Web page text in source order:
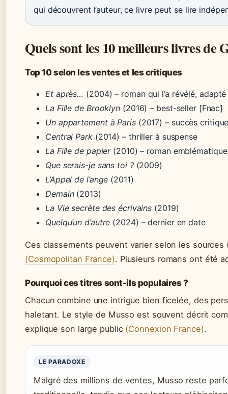
qui découvrent l’auteur, ce livre peut se lire
Quels sont les 10 meilleurs livres de
Top 10 selon les ventes et les critiques
Et après… (2004) – roman qui l’a révélé,
La Fille de Brooklyn (2016) – best-seller [Fnac]
Un appartement à Paris(2017) – succès
Central Park(2014) – thriller à suspense
La Fille de papier(2010) – roman emblématique
Que serais-je sans toi ?(2009)
L’Appel de l’ange (2011)
Demain(2013)
La Vie secrète des écrivains (2019)
Quelqu’un d’autre (2024) – dernier en date
Ces classements peuvent varier selon les sources
(Cosmopolitan France). Plusieurs romans ont été
Pourquoi ces titres sont-ils populaires ?
Chacun combine une intrigue bien ficelée, des
haletant. Le style de Musso est souvent décrit
explique son large public (Connexion France).
LE PARADOXE
Malgré des millions de ventes, Musso reste